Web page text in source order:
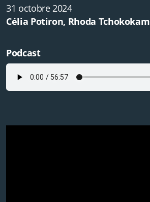
31 octobre 2024
Célia Potiron, Rhoda Tchokokam
Podcast